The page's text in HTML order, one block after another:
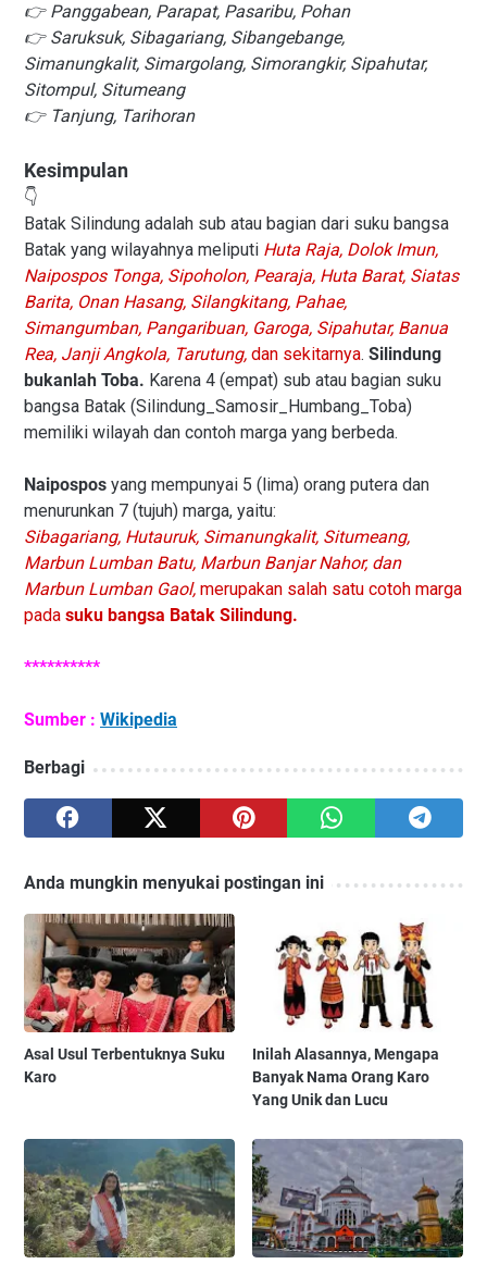
👉 Panggabean, Parapat, Pasaribu, Pohan
👉 Saruksuk, Sibagariang, Sibangebange,
Simanungkalit, Simargolang, Simorangkir, Sipahutar,
Sitompul, Situmeang
👉 Tanjung, Tarihoran
Kesimpulan
👇
Batak Silindung adalah sub atau bagian dari suku bangsa
Batak yang wilayahnya meliputi Huta Raja, Dolok Imun,
Naipospos Tonga, Sipoholon, Pearaja, Huta Barat, Siatas
Barita, Onan Hasang, Silangkitang, Pahae,
Simangumban, Pangaribuan, Garoga, Sipahutar, Banua
Rea, Janji Angkola, Tarutung, dan sekitarnya. Silindung
bukanlah Toba. Karena 4 (empat) sub atau bagian suku
bangsa Batak (Silindung_Samosir_Humbang_Toba)
memiliki wilayah dan contoh marga yang berbeda.
Naipospos yang mempunyai 5 (lima) orang putera dan
menurunkan 7 (tujuh) marga, yaitu:
Sibagariang, Hutauruk, Simanungkalit, Situmeang,
Marbun Lumban Batu, Marbun Banjar Nahor, dan
Marbun Lumban Gaol, merupakan salah satu cotoh marga
pada suku bangsa Batak Silindung.
**********
Sumber : Wikipedia
Berbagi
Anda mungkin menyukai postingan ini
Asal Usul Terbentuknya Suku
Karo
Inilah Alasannya, Mengapa
Banyak Nama Orang Karo
Yang Unik dan Lucu